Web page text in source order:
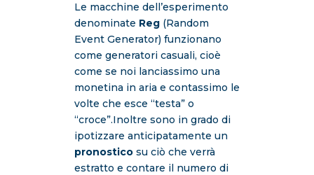
Le macchine dell’esperimento
denominate Reg(Random
Event Generator) funzionano
come generatori casuali, cioè
come se noi lanciassimo una
monetina in aria e contassimo le
volte che esce “testa” o
“croce”.Inoltre sono in grado di
ipotizzare anticipatamente un
pronosticosu ciò che verrà
estratto e contare il numero di